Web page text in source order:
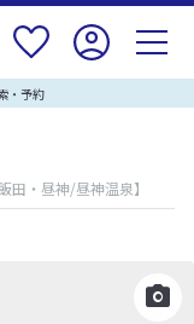
・予約
田・昼神/昼神温泉】